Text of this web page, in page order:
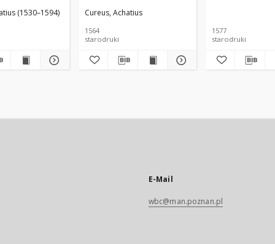
(1530–1594) Cureus, Achatius
1564
starodruki
1577
starodruki
E-Mail
wbc@man.poznan.pl